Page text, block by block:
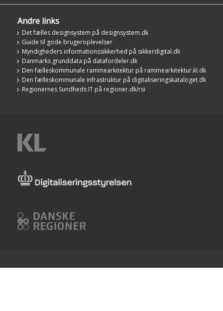
Andre links
Det fælles designsystem på designsystem.dk
Guide til gode brugeroplevelser
Myndigheders informationssikkerhed på sikkerdigital.dk
Danmarks grunddata på datafordeler.dk
Den fælleskommunale rammearkitektur på rammearkitektur.kl.dk
Den fælleskommunale infrastruktur på digitaliseringskataloget.dk
Regionernes Sundheds IT på regioner.dk/rsi